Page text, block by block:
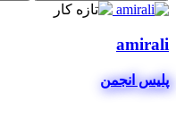
amirali
پلیس انجمن